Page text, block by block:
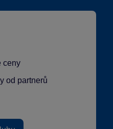
ceny
od partnerů